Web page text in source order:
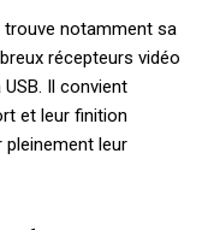
trouve notamment sa
récepteurs vidéo
Il convient
et leur finition
leur